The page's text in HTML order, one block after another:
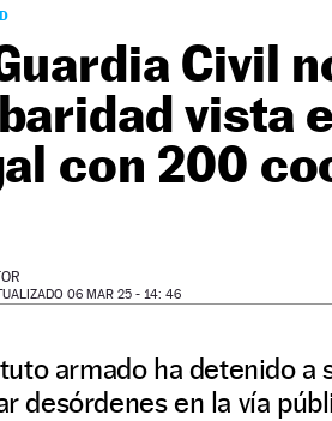
Civil
vista
con 200
06 MAR 25 - 14: 46
armado ha detenido a
desórdenes en la vía